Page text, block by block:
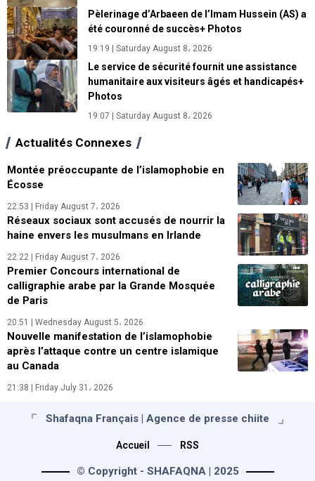
Pèlerinage d’Arbaeen de l’Imam Hussein (AS) a
été couronné de succès+ Photos
19:19 | Saturday August 8، 2026
Le service de sécurité fournit une assistance
humanitaire aux visiteurs âgés et handicapés+
Photos
19:07 | Saturday August 8، 2026
Actualités Connexes
Montée préoccupante de l’islamophobie en
Écosse
22:53 | Friday August 7، 2026
Réseaux sociaux sont accusés de nourrir la
haine envers les musulmans en Irlande
22:22 | Friday August 7، 2026
Premier Concours international de
calligraphie arabe par la Grande Mosquée
de Paris
20:51 | Wednesday August 5، 2026
Nouvelle manifestation de l’islamophobie
après l’attaque contre un centre islamique
au Canada
21:38 | Friday July 31، 2026
Shafaqna Français | Agence de presse chiite
Accueil RSS
© Copyright - SHAFAQNA | 2025